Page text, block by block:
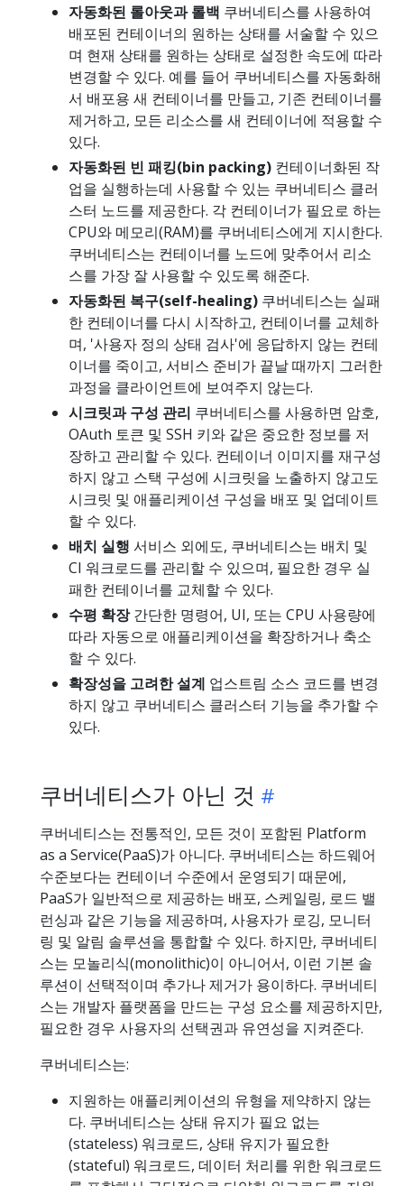
자동화된 롤아웃과 롤백 쿠버네티스를 사용하여
배포된 컨테이너의 원하는 상태를 서술할 수 있으
며 현재 상태를 원하는 상태로 설정한 속도에 따라
변경할 수 있다. 예를 들어 쿠버네티스를 자동화해
서 배포용 새 컨테이너를 만들고, 기존 컨테이너를
제거하고, 모든 리소스를 새 컨테이너에 적용할 수
있다.
자동화된 빈 패킹(bin packing) 컨테이너화된 작
업을 실행하는데 사용할 수 있는 쿠버네티스 클러
스터 노드를 제공한다. 각 컨테이너가 필요로 하는
CPU와 메모리(RAM)를 쿠버네티스에게 지시한다.
쿠버네티스는 컨테이너를 노드에 맞추어서 리소
스를 가장 잘 사용할 수 있도록 해준다.
자동화된 복구(self-healing) 쿠버네티스는 실패
한 컨테이너를 다시 시작하고, 컨테이너를 교체하
며, '사용자 정의 상태 검사'에 응답하지 않는 컨테
이너를 죽이고, 서비스 준비가 끝날 때까지 그러한
과정을 클라이언트에 보여주지 않는다.
시크릿과 구성 관리 쿠버네티스를 사용하면 암호,
OAuth 토큰 및 SSH 키와 같은 중요한 정보를 저
장하고 관리할 수 있다. 컨테이너 이미지를 재구성
하지 않고 스택 구성에 시크릿을 노출하지 않고도
시크릿 및 애플리케이션 구성을 배포 및 업데이트
할 수 있다.
배치 실행 서비스 외에도, 쿠버네티스는 배치 및
CI 워크로드를 관리할 수 있으며, 필요한 경우 실
패한 컨테이너를 교체할 수 있다.
수평 확장간단한 명령어, UI, 또는 CPU 사용량에
따라 자동으로 애플리케이션을 확장하거나 축소
할 수 있다.
확장성을 고려한 설계 업스트림 소스 코드를 변경
하지 않고 쿠버네티스 클러스터 기능을 추가할 수
있다.
쿠버네티스가 아닌 것
쿠버네티스는 전통적인, 모든 것이 포함된 Platform
as a Service(PaaS)가 아니다. 쿠버네티스는 하드웨어
수준보다는 컨테이너 수준에서 운영되기 때문에,
PaaS가 일반적으로 제공하는 배포, 스케일링, 로드 밸
런싱과 같은 기능을 제공하며, 사용자가 로깅, 모니터
링 및 알림 솔루션을 통합할 수 있다. 하지만, 쿠버네티
스는 모놀리식(monolithic)이 아니어서, 이런 기본 솔
루션이 선택적이며 추가나 제거가 용이하다. 쿠버네티
스는 개발자 플랫폼을 만드는 구성 요소를 제공하지만,
필요한 경우 사용자의 선택권과 유연성을 지켜준다.
쿠버네티스는:
지원하는 애플리케이션의 유형을 제약하지 않는
다. 쿠버네티스는 상태 유지가 필요 없는
(stateless) 워크로드, 상태 유지가 필요한
(stateful) 워크로드, 데이터 처리를 위한 워크로드